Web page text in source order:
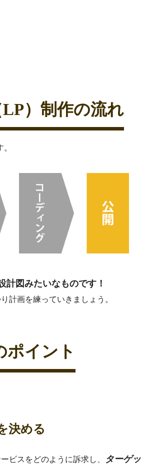
）制作の流れ
図みたいなものです！
計画を練っていきましょう。
ポイント
決める
ビスをどのように訴求し、
ターゲ